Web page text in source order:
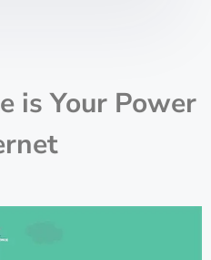
is Your Power